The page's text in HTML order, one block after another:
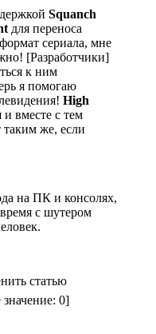
Squanch
для переноса
сериала, мне
[Разработчики]
к ним
я помогаю
High
и вместе с тем
таким же, если
на ПК и консолях,
время с шутером
статью
0]